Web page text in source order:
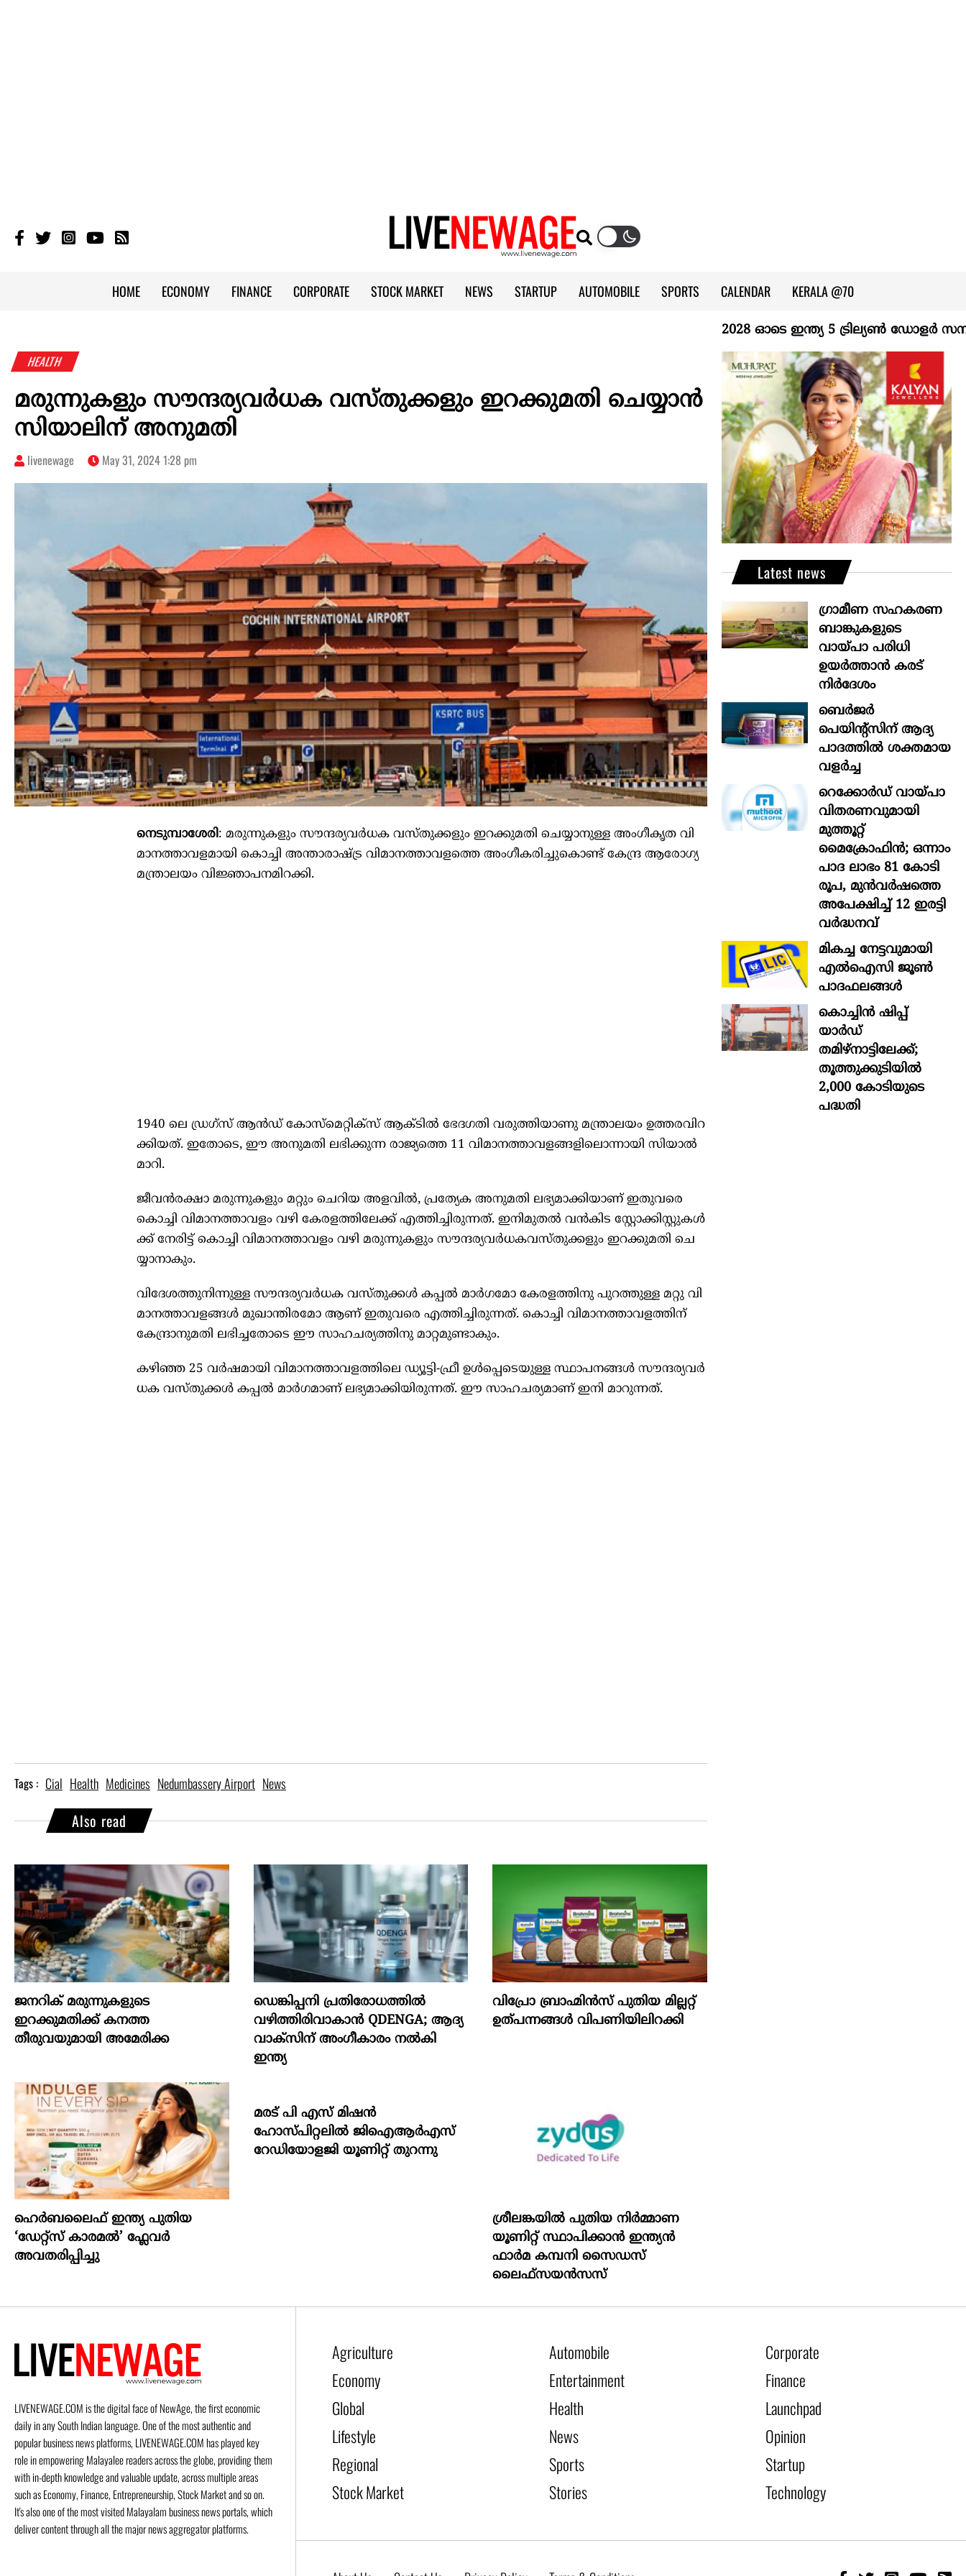
HOME ECONOMY FINANCE CORPORATE STOCK MARKET NEWS STARTUP AUTOMOBILE SPORTS CALENDAR KERALA @70
2028 ഓടെ ഇന്ത്യ 5 ട്രില്യണ്‍ ഡോളര്‍
HEALTH
മ​​​രു​​​ന്നു​​​ക​​​ളും സൗ​​​ന്ദ​​​ര്യ​​​വ​​​ർ​​​ധ​​​ക വ​​​സ്തു​​​ക്ക​​​ളും ഇ​​​റ​​​ക്കു​​​മ​​​തി ചെ​​​യ്യാ​​​ൻ
സിയാലിന് അനുമതി
livenewage May 31, 2024 1:28 pm
നെ​​​ടു​​​മ്പാ​​​ശേ​​​രി: മ​​​രു​​​ന്നു​​​ക​​​ളും സൗ​​​ന്ദ​​​ര്യ​​​വ​​​ർ​​​ധ​​​ക വ​​​സ്തു​​​ക്ക​​​ളും ഇ​​​റ​​​ക്കു​​​മ​​​തി ചെ​​​യ്യാ​​​നു​​​ള്ള അം​​​ഗീ​​​കൃ​​​ത വി​​​
മാ​​​ന​​​ത്താ​​​വ​​​ള​​​മാ​​​യി കൊ​​​ച്ചി അ​​​ന്താ​​​രാ​​ഷ്‌​​ട്ര വി​​​മാ​​​ന​​​ത്താ​​​വ​​​ള​​​ത്തെ അം​​​ഗീ​​​ക​​​രി​​​ച്ചു​​കൊ​​​ണ്ട് കേ​​​ന്ദ്ര ആ​​​രോ​​​ഗ്യ
മ​​​ന്ത്രാ​​​ല​​​യം വി​​​ജ്ഞാ​​​പ​​​ന​​​മി​​​റ​​​ക്കി.
1940 ലെ ​​​ഡ്ര​​​ഗ്സ് ആ​​​ൻ​​​ഡ് കോ​​​സ്മെ​​​റ്റി​​​ക്സ് ആ​​​ക്ടി​​​ൽ ഭേ​​​ദ​​​ഗ​​​തി വ​​​രു​​​ത്തി​​​യാ​​​ണു മ​​​ന്ത്രാ​​​ല​​​യം ഉ​​​ത്ത​​​ര​​​വി​​​റ​​​
ക്കി​​​യ​​​ത്. ഇ​​​തോ​​​ടെ, ഈ ​​​അ​​​നു​​​മ​​​തി ല​​​ഭി​​​ക്കു​​​ന്ന രാ​​​ജ്യ​​​ത്തെ 11 വി​​​മാ​​​ന​​​ത്താ​​​വ​​​ള​​​ങ്ങ​​​ളി​​​ലൊ​​​ന്നാ​​​യി സി​​​യാ​​​ൽ
മാ​​​റി.
ജീ​​​വ​​​ൻ​​​ര​​​ക്ഷാ മ​​​രു​​​ന്നു​​​ക​​​ളും മ​​​റ്റും ചെ​​​റി​​​യ അ​​​ള​​​വി​​​ൽ, പ്ര​​​ത്യേ​​​ക അ​​​നു​​​മ​​​തി ല​​​ഭ്യ​​​മാ​​​ക്കി​​​യാ​​​ണ് ഇ​​​തു​​​വ​​​രെ
കൊ​​​ച്ചി വി​​​മാ​​​ന​​​ത്താ​​​വ​​​ളം വ​​​ഴി കേ​​​ര​​​ള​​​ത്തി​​​ലേ​​ക്ക് എ​​​ത്തി​​​ച്ചി​​​രു​​​ന്ന​​​ത്. ഇ​​​നി​​മു​​​ത​​​ൽ വ​​​ൻ​​​കി​​​ട സ്റ്റോ​​​ക്കി​​​സ്റ്റു​​​ക​​​ൾ​​​
ക്ക് നേ​​​രി​​​ട്ട് കൊ​​​ച്ചി വി​​​മാ​​​ന​​ത്താ​​​വ​​​ളം വ​​​ഴി മ​​​രു​​​ന്നു​​​ക​​​ളും സൗ​​​ന്ദ​​​ര്യ​​​വ​​​ർ​​​ധ​​​ക​​​വ​​​സ്തു​​​ക്ക​​​ളും ഇ​​​റ​​​ക്കു​​​മ​​​തി ചെ​​​
യ്യാ​​​നാ​​​കും.
വി​​​ദേ​​​ശ​​​ത്തു​​നി​​​ന്നു​​​ള്ള സൗ​​​ന്ദ​​​ര്യ​​​വ​​​ർ​​​ധ​​ക വ​​​സ്തു​​​ക്ക​​​ൾ ക​​​പ്പ​​​ൽ മാ​​​ർ​​​ഗ​​​മോ കേ​​​ര​​​ള​​​ത്തി​​​നു പു​​​റ​​​ത്തു​​​ള്ള മ​​​റ്റു വി​​​
മാ​​​ന​​​ത്താ​​​വ​​​ള​​​ങ്ങ​​​ൾ മു​​​ഖാ​​​ന്തി​​ര​​​മോ ആ​​​ണ് ഇ​​​തു​​വ​​​രെ എ​​​ത്തി​​​ച്ചി​​​രു​​​ന്ന​​​ത്. കൊ​​​ച്ചി വി​​​മാ​​​ന​​​ത്താ​​​വ​​​ള​​​ത്തി​​​ന്
കേ​​​ന്ദ്രാ​​​നു​​​മ​​​തി ല​​​ഭി​​​ച്ച​​​തോ​​​ടെ ഈ ​​​സാ​​​ഹ​​​ച​​​ര്യ​​​ത്തി​​​നു മാ​​​റ്റ​​​മു​​​ണ്ടാ​​​കും.
ക​​​ഴി​​​ഞ്ഞ 25 വ​​​ർ​​​ഷ​​​മാ​​​യി വി​​​മാ​​​ന​​​ത്താ​​​വ​​​ള​​​ത്തി​​​ലെ ഡ്യൂ​​​ട്ടി-​​​ഫ്രീ ഉ​​​ൾ​​​പ്പെ​​​ടെ​​​യു​​​ള്ള സ്ഥാ​​​പ​​​ന​​​ങ്ങ​​​ൾ സൗ​​​ന്ദ​​​ര്യ​​​വ​​​ർ​​​
ധ​​​ക വ​​​സ്തു​​​ക്ക​​​ൾ ക​​​പ്പ​​​ൽ മാ​​​ർ​​​ഗ​​​മാ​​​ണ് ല​​​ഭ്യ​​​മാ​​​ക്കി​​​യി​​​രു​​​ന്ന​​​ത്. ഈ ​​​സാ​​​ഹ​​​ച​​​ര്യ​​​മാ​​​ണ് ഇ​​നി മാ​​​റു​​​ന്ന​​​ത്.
Tags : Cial Health Medicines Nedumbassery Airport News
Also read
ജനറിക് മരുന്നുകളുടെ
ഇറക്കുമതിക്ക് കനത്ത
തീരുവയുമായി അമേരിക്ക
ഡെങ്കിപ്പനി പ്രതിരോധത്തിൽ
വഴിത്തിരിവാകാൻ QDENGA; ആദ്യ
വാക്സിന് അംഗീകാരം നൽകി
ഇന്ത്യ
വിപ്രോ ബ്രാഹ്മിൻസ് പുതിയ മില്ലറ്റ്
ഉത്പന്നങ്ങൾ വിപണിയിലിറക്കി
ഹെർബലൈഫ് ഇന്ത്യ പുതിയ
‘ഡേറ്റ്സ് കാരമൽ’ ഫ്ലേവർ
അവതരിപ്പിച്ചു
മരട് പി എസ് മിഷന്‍
ഹോസ്പിറ്റലില്‍ ജിഐആര്‍എസ്
റേഡിയോളജി യൂണിറ്റ് തുറന്നു
ശ്രീലങ്കയിൽ പുതിയ നിർമ്മാണ
യൂണിറ്റ് സ്ഥാപിക്കാൻ ഇന്ത്യൻ
ഫാർമ കമ്പനി സൈഡസ്
ലൈഫ്സയൻസസ്
Latest news
ഗ്രാമീണ സഹകരണ
ബാങ്കുകളുടെ
വായ്പാ പരിധി
ഉയർത്താൻ കരട്
നിർദേശം
ബെർജർ
പെയിന്റ്സിന് ആദ്യ
പാദത്തിൽ ശക്തമായ
വളർച്ച
റെക്കോർഡ് വായ്പാ
വിതരണവുമായി
മുത്തൂറ്റ്
മൈക്രോഫിൻ; ഒന്നാം
പാദ ലാഭം 81 കോടി
രൂപ, മുൻവർഷത്തെ
അപേക്ഷിച്ച് 12 ഇരട്ടി
വർദ്ധനവ്
മികച്ച നേട്ടവുമായി
എൽഐസി ജൂൺ
പാദഫലങ്ങൾ
കൊച്ചിന്‍ ഷിപ്പ്
യാർഡ്
തമിഴ്നാട്ടിലേക്ക്;
തൂത്തുക്കുടിയിൽ
2,000 കോടിയുടെ
പദ്ധതി
LIVENEWAGE.COM is the digital face of NewAge, the first economic
daily in any South Indian language. One of the most authentic and
popular business news platforms, LIVENEWAGE.COM has played key
role in empowering Malayalee readers across the globe, providing them
with in-depth knowledge and valuable update, across multiple areas
such as Economy, Finance, Entrepreneurship, Stock Market and so on.
It's also one of the most visited Malayalam business news portals, which
deliver content through all the major news aggregator platforms.
Agriculture Automobile
Corporate
Economy
Entertainment
Finance
Global
Health
Launchpad
Lifestyle
News
Opinion
Regional
Sports
Startup
Stock Market
Stories Technology